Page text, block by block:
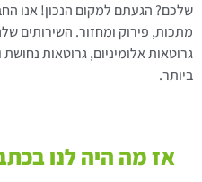
שלכם? הגעתם למקום הנכון! אנו
מתכות, פירוק ומחזור. השירותים
גרוטאות אלומיניום, גרוטאות
ביותר.
אז מה היה לנו